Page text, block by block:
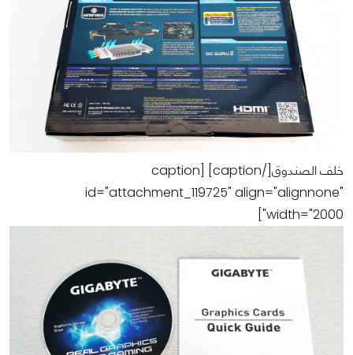
خلف الصندوق[/caption] [caption
id="attachment_119725" align="alignnone"
width="2000"]